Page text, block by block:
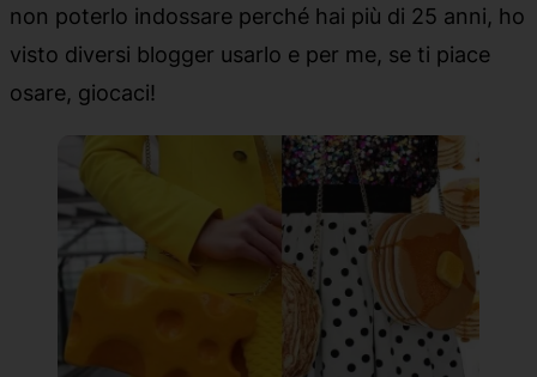
non poterlo indossare perché hai più di 25 anni, ho
visto diversi blogger usarlo e per me, se ti piace
osare, giocaci!